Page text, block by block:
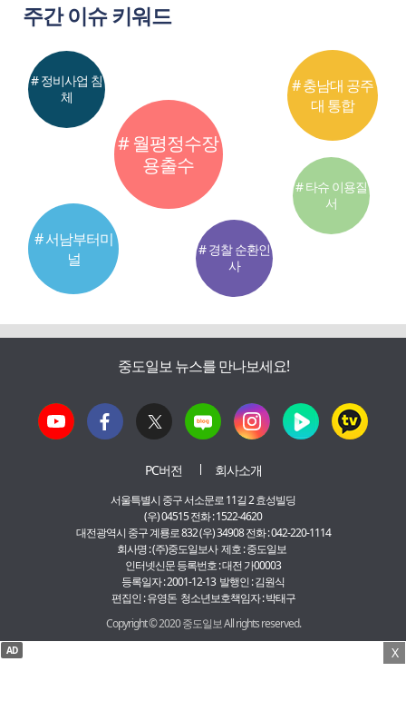
주간 이슈 키워드
# 월평정수장
용출수
# 서남부터미
널
# 충남대 공주
대 통합
# 정비사업 침
체
# 경찰 순환인
사
# 타슈 이용질
서
중도일보 뉴스를 만나보세요!
PC버전 회사소개
서울특별시 중구 서소문로 11길 2 효성빌딩
(우) 04515 전화 : 1522-4620
대전광역시 중구 계룡로 832 (우) 34908 전화 : 042-220-1114
회사명 : (주)중도일보사 제호 : 중도일보
인터넷신문 등록번호 : 대전 가00003
등록일자 : 2001-12-13 발행인 : 김원식
편집인 : 유영돈 청소년보호책임자 : 박태구
Copyright © 2020 중도일보 All rights reserved.
X
AD